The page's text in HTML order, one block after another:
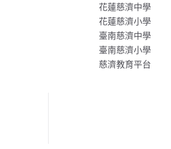
花蓮慈濟中學
花蓮慈濟小學
臺南慈濟中學
臺南慈濟小學
慈濟教育平台